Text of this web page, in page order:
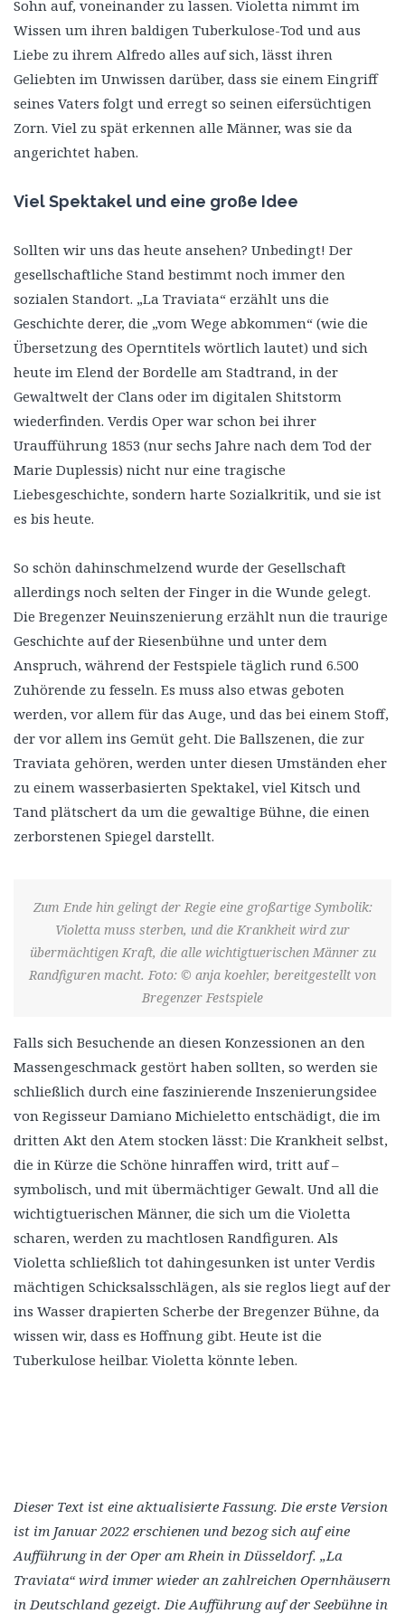
Sohn auf, voneinander zu lassen. Violetta nimmt im
Wissen um ihren baldigen Tuberkulose-Tod und aus
Liebe zu ihrem Alfredo alles auf sich, lässt ihren
Geliebten im Unwissen darüber, dass sie einem Eingriff
seines Vaters folgt und erregt so seinen eifersüchtigen
Zorn. Viel zu spät erkennen alle Männer, was sie da
angerichtet haben.
Viel Spektakel und eine große Idee
Sollten wir uns das heute ansehen? Unbedingt! Der
gesellschaftliche Stand bestimmt noch immer den
sozialen Standort. „La Traviata“ erzählt uns die
Geschichte derer, die „vom Wege abkommen“ (wie die
Übersetzung des Operntitels wörtlich lautet) und sich
heute im Elend der Bordelle am Stadtrand, in der
Gewaltwelt der Clans oder im digitalen Shitstorm
wiederfinden. Verdis Oper war schon bei ihrer
Uraufführung 1853 (nur sechs Jahre nach dem Tod der
Marie Duplessis) nicht nur eine tragische
Liebesgeschichte, sondern harte Sozialkritik, und sie ist
es bis heute.
So schön dahinschmelzend wurde der Gesellschaft
allerdings noch selten der Finger in die Wunde gelegt.
Die Bregenzer Neuinszenierung erzählt nun die traurige
Geschichte auf der Riesenbühne und unter dem
Anspruch, während der Festspiele täglich rund 6.500
Zuhörende zu fesseln. Es muss also etwas geboten
werden, vor allem für das Auge, und das bei einem Stoff,
der vor allem ins Gemüt geht. Die Ballszenen, die zur
Traviata gehören, werden unter diesen Umständen eher
zu einem wasserbasierten Spektakel, viel Kitsch und
Tand plätschert da um die gewaltige Bühne, die einen
zerborstenen Spiegel darstellt.
Zum Ende hin gelingt der Regie eine großartige Symbolik:
Violetta muss sterben, und die Krankheit wird zur
übermächtigen Kraft, die alle wichtigtuerischen Männer zu
Randfiguren macht. Foto: © anja koehler, bereitgestellt von
Bregenzer Festspiele
Falls sich Besuchende an diesen Konzessionen an den
Massengeschmack gestört haben sollten, so werden sie
schließlich durch eine faszinierende Inszenierungsidee
von Regisseur Damiano Michieletto entschädigt, die im
dritten Akt den Atem stocken lässt: Die Krankheit selbst,
die in Kürze die Schöne hinraffen wird, tritt auf –
symbolisch, und mit übermächtiger Gewalt. Und all die
wichtigtuerischen Männer, die sich um die Violetta
scharen, werden zu machtlosen Randfiguren. Als
Violetta schließlich tot dahingesunken ist unter Verdis
mächtigen Schicksalsschlägen, als sie reglos liegt auf der
ins Wasser drapierten Scherbe der Bregenzer Bühne, da
wissen wir, dass es Hoffnung gibt. Heute ist die
Tuberkulose heilbar. Violetta könnte leben.
Dieser Text ist eine aktualisierte Fassung. Die erste Version
ist im Januar 2022 erschienen und bezog sich auf eine
Aufführung in der Oper am Rhein in Düsseldorf. „La
Traviata“ wird immer wieder an zahlreichen Opernhäusern
in Deutschland gezeigt. Die Aufführung auf der Seebühne in